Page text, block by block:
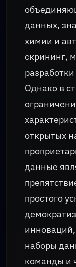
данных,
химии и
скрининг,
Однако в
открытых
данные
простого
наборы
команды и